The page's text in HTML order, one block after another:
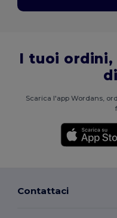
I tuoi ordini,
Scarica l'app Wordans,
Contattaci